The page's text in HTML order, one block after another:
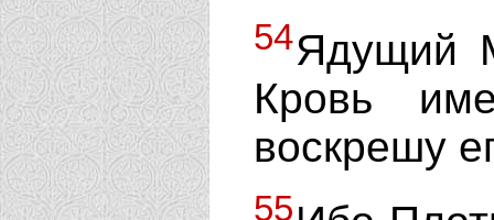
54Ядущий
Кровь
воскрешу
55